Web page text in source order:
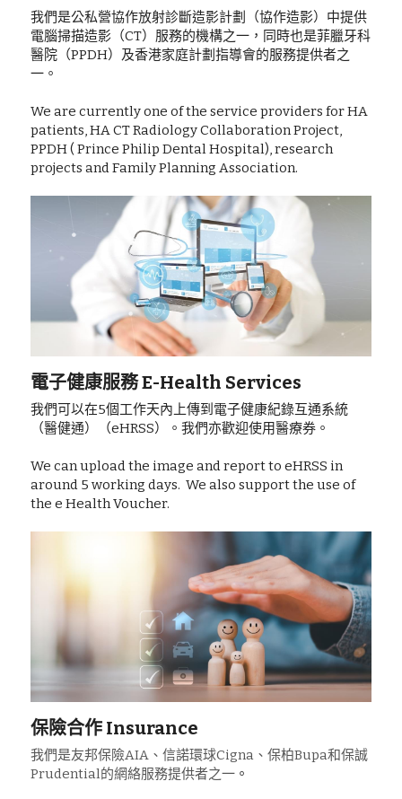
我們是公私營協作放射診斷造影計劃（協作造影）中提供
電腦掃描造影（CT）服務的機構之一，同時也是菲臘牙科
醫院（PPDH）及香港家庭計劃指導會的服務提供者之
一。
We are currently one of the service providers for HA
patients, HA CT Radiology Collaboration Project,
PPDH ( Prince Philip Dental Hospital), research
projects and Family Planning Association.
電子健康服務 E-Health Services
我們可以在5個工作天內上傳到電子健康紀錄互通系統
（醫健通）（eHRSS）。我們亦歡迎使用醫療券。
We can upload the image and report to eHRSS in
around 5 working days.  We also support the use of
the e Health Voucher.
保險合作 Insurance
我們是友邦保險AIA、信諾環球Cigna、保柏Bupa和保誠
Prudential的網絡服務提供者之一 。